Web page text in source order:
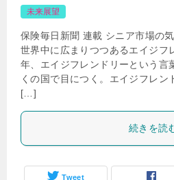
未来展望
保険毎日新聞 連載 シニア市場の
世界中に広まりつつあるエイジ
年、エイジフレンドリーという言
くの国で目につく。エイジフレン
[…]
続きを読
Tweet